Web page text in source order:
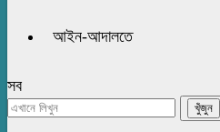
আইন-আদালতে
সব